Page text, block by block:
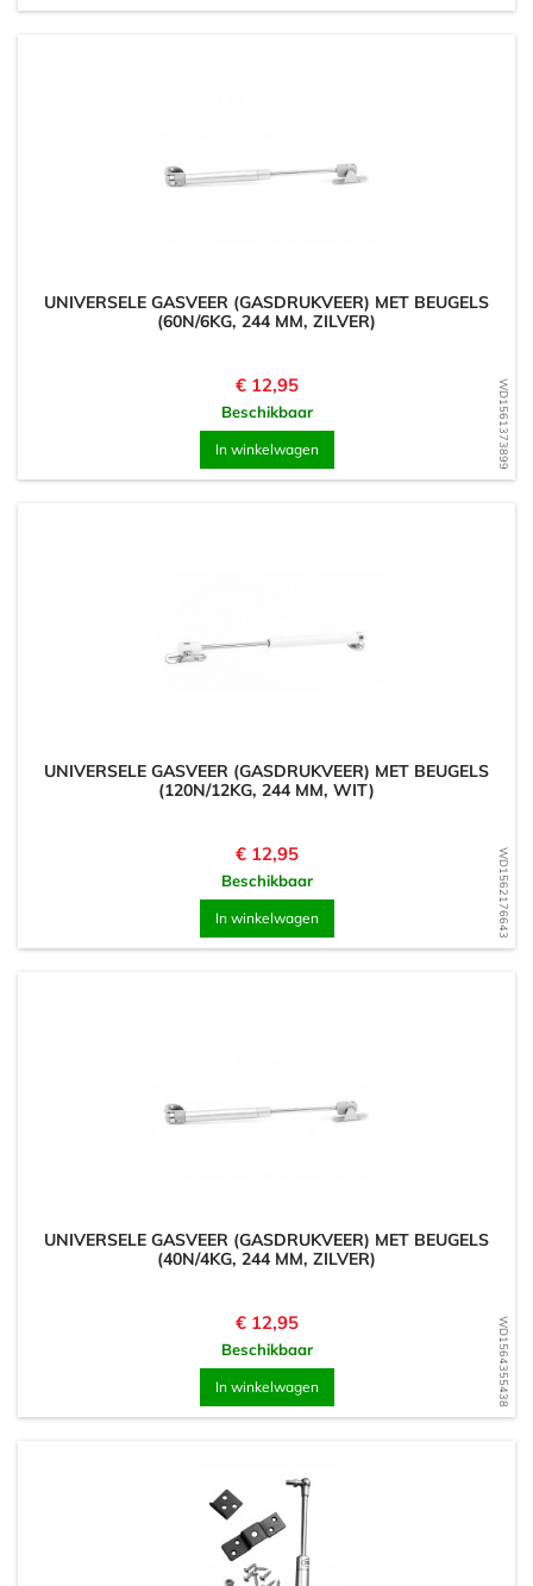
WD1561373899
UNIVERSELE GASVEER (GASDRUKVEER) MET BEUGELS
(60N/6KG, 244 MM, ZILVER)
Prijs
€ 12,95
Beschikbaar
In winkelwagen
WD1562176643
UNIVERSELE GASVEER (GASDRUKVEER) MET BEUGELS
(120N/12KG, 244 MM, WIT)
Prijs
€ 12,95
Beschikbaar
In winkelwagen
WD1564355438
UNIVERSELE GASVEER (GASDRUKVEER) MET BEUGELS
(40N/4KG, 244 MM, ZILVER)
Prijs
€ 12,95
Beschikbaar
In winkelwagen